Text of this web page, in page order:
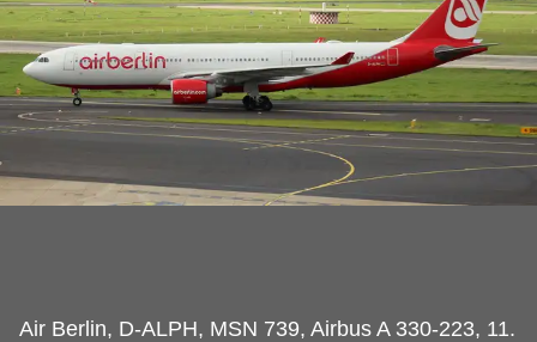
Air Berlin, D-ALPH, MSN 739, Airbus A 330-223, 11.